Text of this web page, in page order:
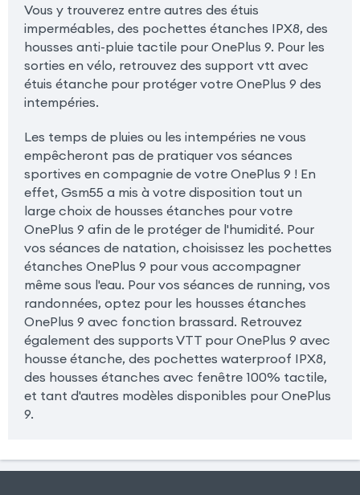
Vous y trouverez entre autres des étuis
imperméables, des pochettes étanches IPX8, des
housses anti-pluie tactile pour OnePlus 9. Pour les
sorties en vélo, retrouvez des support vtt avec
étuis étanche pour protéger votre OnePlus 9 des
intempéries.
Les temps de pluies ou les intempéries ne vous
empêcheront pas de pratiquer vos séances
sportives en compagnie de votre OnePlus 9 ! En
effet, Gsm55 a mis à votre disposition tout un
large choix de housses étanches pour votre
OnePlus 9 afin de le protéger de l'humidité. Pour
vos séances de natation, choisissez les pochettes
étanches OnePlus 9 pour vous accompagner
même sous l'eau. Pour vos séances de running, vos
randonnées, optez pour les housses étanches
OnePlus 9 avec fonction brassard. Retrouvez
également des supports VTT pour OnePlus 9 avec
housse étanche, des pochettes waterproof IPX8,
des housses étanches avec fenêtre 100% tactile,
et tant d'autres modèles disponibles pour OnePlus
9.